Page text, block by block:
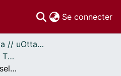
Se connecter
Thèses uOttawa // uOttawa Theses
Thèses, 1910 - 2010 // Theses, 1910 - 2010
L'érotisme au féminin selon Anne Dandurand et Alina Reyes.